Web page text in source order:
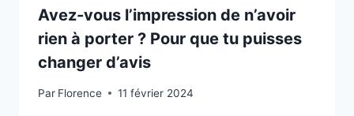
Avez-vous l’impression de n’avoir
rien à porter ? Pour que tu puisses
changer d’avis
Par Florence 11 février 2024